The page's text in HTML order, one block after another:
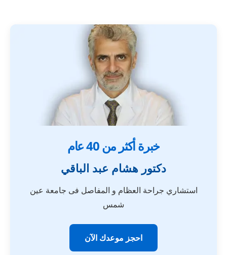
خبرة أكثر من 40 عام
دكتور هشام عبد الباقي
استشاري جراحة العظام و المفاصل فى جامعة عين
شمس
احجز موعدك الآن